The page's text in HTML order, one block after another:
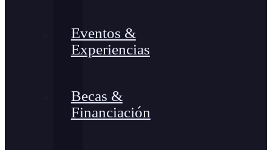
Eventos &
Experiencias
Becas &
Financiación